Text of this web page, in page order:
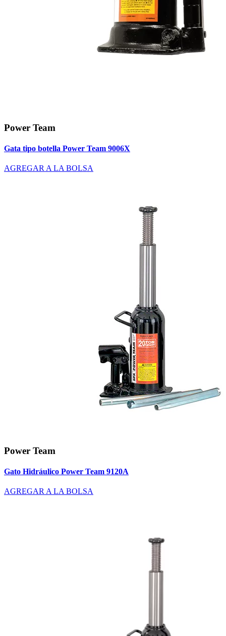
Power Team
Gata tipo botella Power Team 9006X
AGREGAR A LA BOLSA
Power Team
Gato Hidráulico Power Team 9120A
AGREGAR A LA BOLSA